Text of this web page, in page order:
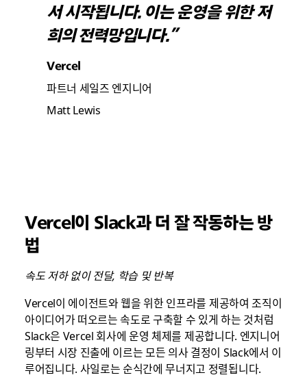
서 시작됩니다. 이는 운영을 위한 저
희의 전력망입니다.”
Vercel
파트너 세일즈 엔지니어
Matt Lewis
Vercel이 Slack과 더 잘 작동하는 방
법
속도 저하 없이 전달, 학습 및 반복
Vercel이 에이전트와 웹을 위한 인프라를 제공하여 조직이
아이디어가 떠오르는 속도로 구축할 수 있게 하는 것처럼
Slack은 Vercel 회사에 운영 체제를 제공합니다. 엔지니어
링부터 시장 진출에 이르는 모든 의사 결정이 Slack에서 이
루어집니다. 사일로는 순식간에 무너지고 정렬됩니다.